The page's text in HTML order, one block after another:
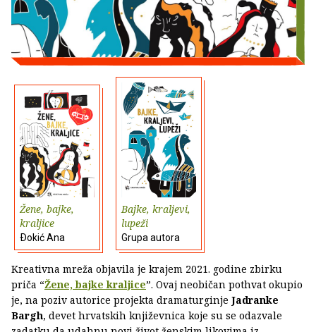
Žene, bajke,
kraljice
Ðokić Ana
Bajke, kraljevi,
lupeži
Grupa autora
Kreativna mreža objavila je krajem 2021. godine zbirku
priča “Žene, bajke kraljice”. Ovaj neobičan pothvat okupio
je, na poziv autorice projekta dramaturginje Jadranke
Bargh, devet hrvatskih književnica koje su se odazvale